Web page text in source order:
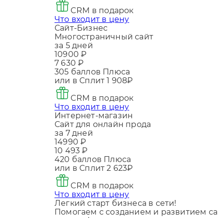
CRM в подарок
Что входит в цену
Сайт-Бизнес
Многостраничный сайт
за 5 дней
10900 ₽
7 630 ₽
305 баллов Плюса
или в Сплит1 908₽
CRM в подарок
Что входит в цену
Интернет-магазин
Сайт для онлайн прода
за 7 дней
14990 ₽
10 493 ₽
420 баллов Плюса
или в Сплит2 623₽
CRM в подарок
Что входит в цену
Легкий старт бизнеса в сети!
Помогаем с созданием и развитием